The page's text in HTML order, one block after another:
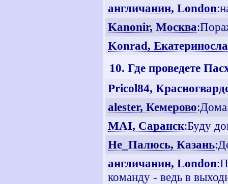
англичанин, London
Kanonir, Москва
Konrad,
10. Где проведете
Pricol84,
alester, Кемерово
MAI, Саранск:Буду
Не_Палюсь, Казань
англичанин, London
команду - ведь в